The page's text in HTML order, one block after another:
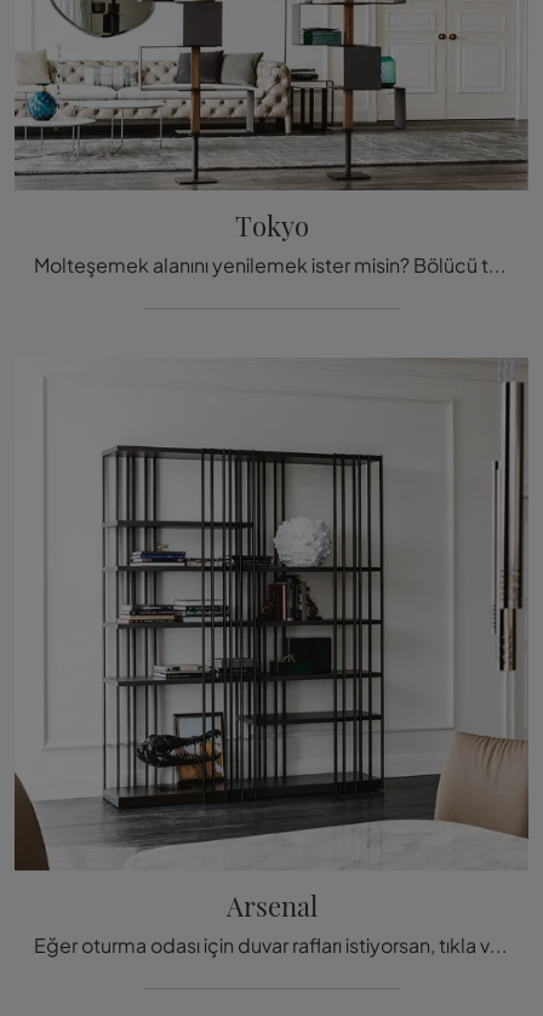
Tokyo
Molteşemek alanını yenilemek ister misin? Bölücü tasarım kitaplıklar hakkında daha fazla bilgi edin
Arsenal
Eğer oturma odası için duvar rafları istiyorsan, tıkla ve tasarım çözümlerimizi keşfet: Cattelan Italia'nın Arsenal modeli